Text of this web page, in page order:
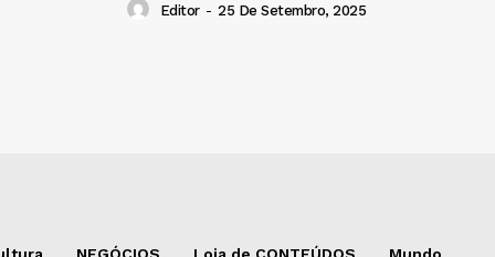
Editor - 25 De Setembro, 2025